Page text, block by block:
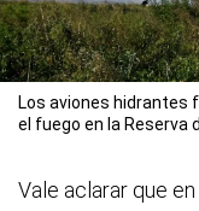
Los aviones hidrantes
el fuego en la Reserva
Vale aclarar que